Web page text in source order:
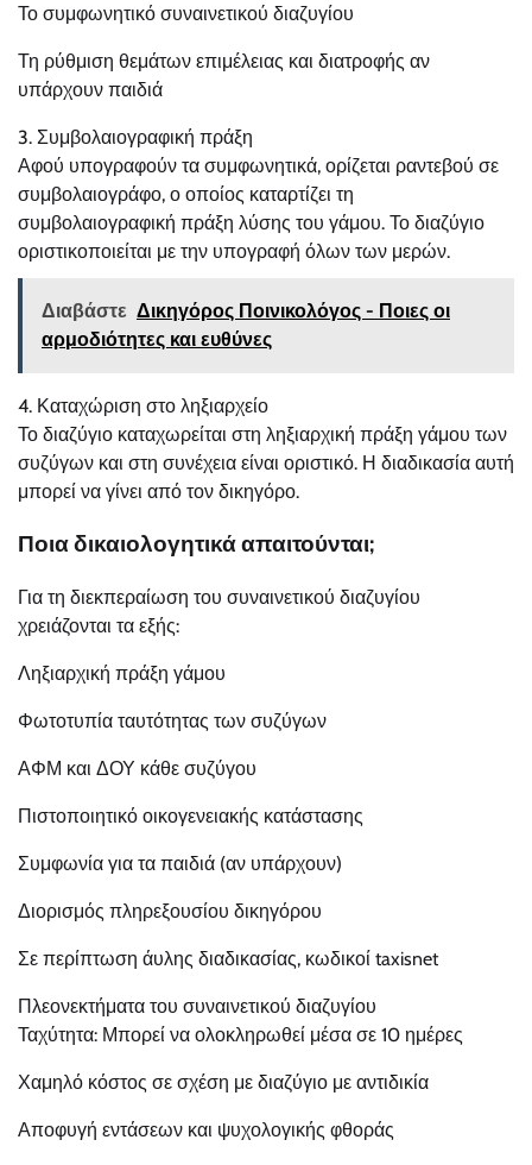
Το συμφωνητικό συναινετικού διαζυγίου
Τη ρύθμιση θεμάτων επιμέλειας και διατροφής αν
υπάρχουν παιδιά
3. Συμβολαιογραφική πράξη
Αφού υπογραφούν τα συμφωνητικά, ορίζεται ραντεβού σε
συμβολαιογράφο, ο οποίος καταρτίζει τη
συμβολαιογραφική πράξη λύσης του γάμου. Το διαζύγιο
οριστικοποιείται με την υπογραφή όλων των μερών.
Διαβάστε Δικηγόρος Ποινικολόγος - Ποιες οι
αρμοδιότητες και ευθύνες
4. Καταχώριση στο ληξιαρχείο
Το διαζύγιο καταχωρείται στη ληξιαρχική πράξη γάμου των
συζύγων και στη συνέχεια είναι οριστικό. Η διαδικασία αυτή
μπορεί να γίνει από τον δικηγόρο.
Ποια δικαιολογητικά απαιτούνται;
Για τη διεκπεραίωση του συναινετικού διαζυγίου
χρειάζονται τα εξής:
Ληξιαρχική πράξη γάμου
Φωτοτυπία ταυτότητας των συζύγων
ΑΦΜ και ΔΟΥ κάθε συζύγου
Πιστοποιητικό οικογενειακής κατάστασης
Συμφωνία για τα παιδιά (αν υπάρχουν)
Διορισμός πληρεξουσίου δικηγόρου
Σε περίπτωση άυλης διαδικασίας, κωδικοί taxisnet
Πλεονεκτήματα του συναινετικού διαζυγίου
Ταχύτητα: Μπορεί να ολοκληρωθεί μέσα σε 10 ημέρες
Χαμηλό κόστος σε σχέση με διαζύγιο με αντιδικία
Αποφυγή εντάσεων και ψυχολογικής φθοράς